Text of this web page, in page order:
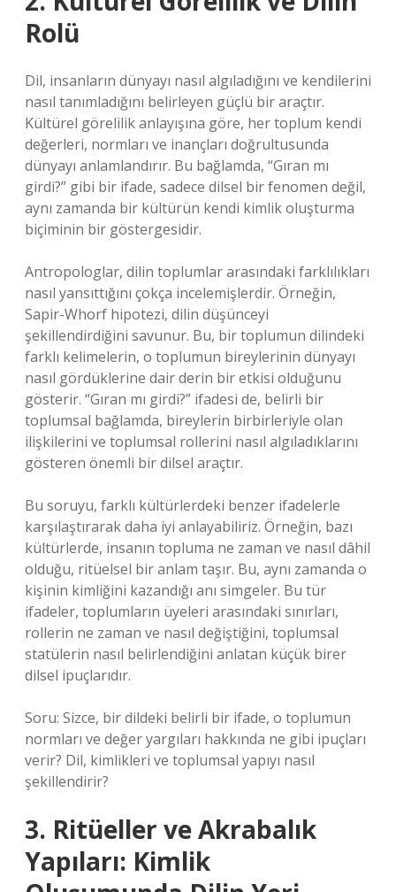
Rolü
Dil, insanların dünyayı nasıl algıladığını ve kendilerini
nasıl tanımladığını belirleyen güçlü bir araçtır.
Kültürel görelilik anlayışına göre, her toplum kendi
değerleri, normları ve inançları doğrultusunda
dünyayı anlamlandırır. Bu bağlamda, “Gıran mı
girdi?” gibi bir ifade, sadece dilsel bir fenomen değil,
aynı zamanda bir kültürün kendi kimlik oluşturma
biçiminin bir göstergesidir.
Antropologlar, dilin toplumlar arasındaki farklılıkları
nasıl yansıttığını çokça incelemişlerdir. Örneğin,
Sapir-Whorf hipotezi, dilin düşünceyi
şekillendirdiğini savunur. Bu, bir toplumun dilindeki
farklı kelimelerin, o toplumun bireylerinin dünyayı
nasıl gördüklerine dair derin bir etkisi olduğunu
gösterir. “Gıran mı girdi?” ifadesi de, belirli bir
toplumsal bağlamda, bireylerin birbirleriyle olan
ilişkilerini ve toplumsal rollerini nasıl algıladıklarını
gösteren önemli bir dilsel araçtır.
Bu soruyu, farklı kültürlerdeki benzer ifadelerle
karşılaştırarak daha iyi anlayabiliriz. Örneğin, bazı
kültürlerde, insanın topluma ne zaman ve nasıl dâhil
olduğu, ritüelsel bir anlam taşır. Bu, aynı zamanda o
kişinin kimliğini kazandığı anı simgeler. Bu tür
ifadeler, toplumların üyeleri arasındaki sınırları,
rollerin ne zaman ve nasıl değiştiğini, toplumsal
statülerin nasıl belirlendiğini anlatan küçük birer
dilsel ipuçlarıdır.
Soru: Sizce, bir dildeki belirli bir ifade, o toplumun
normları ve değer yargıları hakkında ne gibi ipuçları
verir? Dil, kimlikleri ve toplumsal yapıyı nasıl
şekillendirir?
3. Ritüeller ve Akrabalık
Yapıları: Kimlik